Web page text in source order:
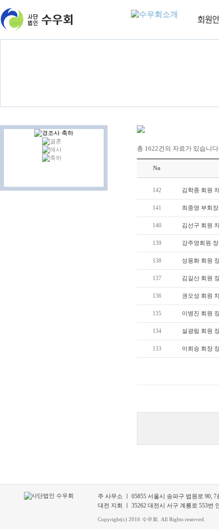
총 1622건의 자료가 있습니
No
142 김학종 회원
141 최종영 부회
140 김선구 회원
139 강주영회원
138 성용화 회원
137 김길산 회원
136 권오성 회원
135 이병진 회원
134 설광림 회원
133 이희승 회장
주 사무소 ㅣ 05855 서울시 송파구 법원로 90,
대전 지회 ㅣ 35262 대전시 서구 계룡로 553번
Copyright(c) 2016 수우회. All Rights reserved.